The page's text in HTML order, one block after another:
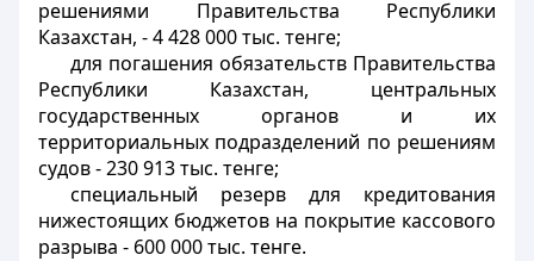
решениями Правительства Республики
Казахстан, - 4 428 000 тыс. тенге;
для погашения обязательств Правительства
Республики Казахстан, центральных
государственных органов и их
территориальных подразделений по решениям
судов - 230 913 тыс. тенге;
специальный резерв для кредитования
нижестоящих бюджетов на покрытие кассового
разрыва - 600 000 тыс. тенге.